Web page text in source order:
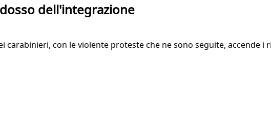
dell'integrazione
con le violente proteste che ne sono seguite, accende